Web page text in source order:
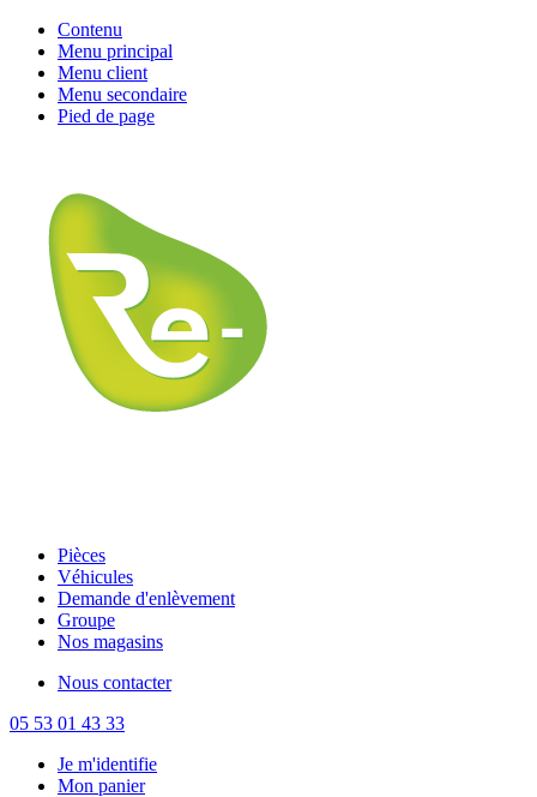
Contenu
Menu principal
Menu client
Menu secondaire
Pied de page
Pièces
Véhicules
Demande d'enlèvement
Groupe
Nos magasins
Nous contacter
05 53 01 43 33
Je m'identifie
Mon panier